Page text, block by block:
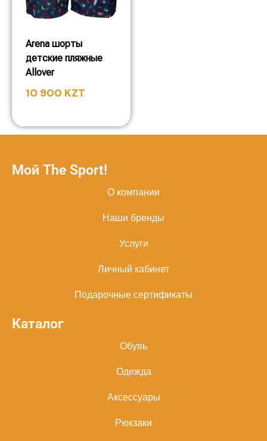
Arena шорты
детские пляжные
Allover
10 900 KZT
Мой The Sport!
О компании
Наши бренды
Услуги
Личный кабинет
Подарочные сертификаты
Каталог
Обувь
Одежда
Аксессуары
Рюкзаки